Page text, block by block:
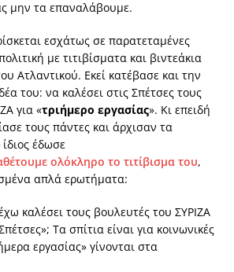
μην τα επαναλάβουμε.
εσχάτως σε παρατεταμένες
με τιτιβίσματα και βιντεάκια
Ατλαντικού. Εκεί κατέβασε και την
του: να καλέσει στις Σπέτσες τους
για «τριήμερο εργασίας». Κι επειδή
τους πάντες και άρχισαν τα
έδωσε
ολόκληρο το τιτίβισμα του,
απλά ερωτήματα:
καλέσει τους βουλευτές του ΣΥΡΙΖΑ
Τα σπίτια είναι για κοινωνικές
εργασίας» γίνονται στα